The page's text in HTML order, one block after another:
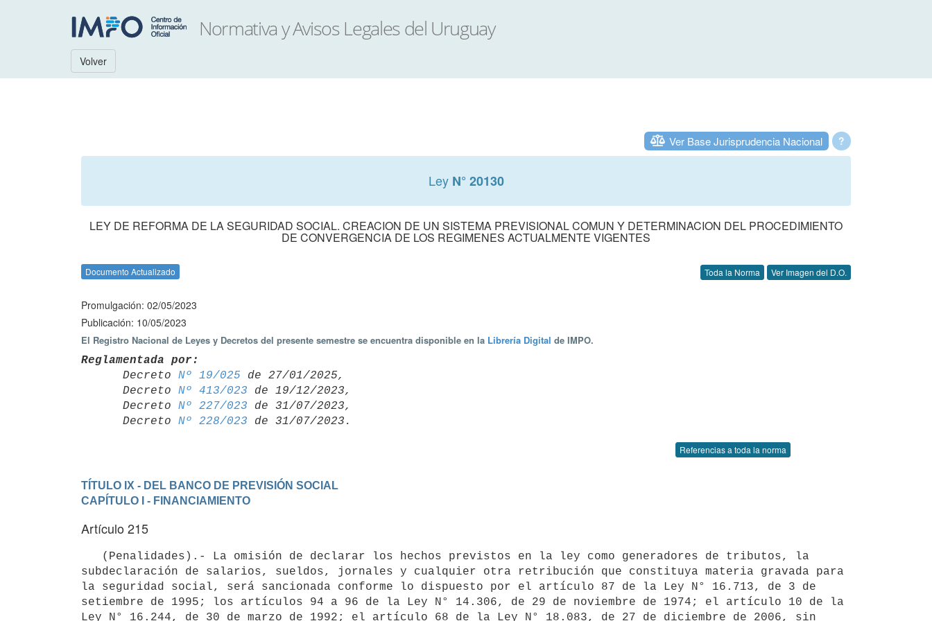
Volver
?
Ver Base Jurisprudencia Nacional
Ley N° 20130
LEY DE REFORMA DE LA SEGURIDAD SOCIAL. CREACION DE UN SISTEMA PREVISIONAL COMUN Y DETERMINACION DEL PROCEDIMIENTO
DE CONVERGENCIA DE LOS REGIMENES ACTUALMENTE VIGENTES
Documento Actualizado Toda la Norma Ver Imagen del D.O.
Promulgación: 02/05/2023
Publicación: 10/05/2023
El Registro Nacional de Leyes y Decretos del presente semestre se encuentra disponible en la Librería Digital de IMPO.
Reglamentada por:
Decreto Nº 19/025 de 27/01/2025,
      Decreto
Nº 413/023 de 19/12/2023,
      Decreto
Nº 227/023 de 31/07/2023,
      Decreto
Nº 228/023
Referencias a toda la norma
TÍTULO IX - DEL BANCO DE PREVISIÓN SOCIAL
CAPÍTULO I - FINANCIAMIENTO
Artículo 215
subdeclaración de salarios, sueldos, jornales y cualquier otra retribución que constituya materia gravada para
la seguridad social, será sancionada conforme lo dispuesto por el artículo 87 de la Ley N° 16.713, de 3 de
setiembre de 1995; los artículos 94 a 96 de la Ley N° 14.306, de 29 de noviembre de 1974; el artículo 10 de la
Ley N° 16.244, de 30 de marzo de 1992; el artículo 68 de la Ley N° 18.083, de 27 de diciembre de 2006, sin